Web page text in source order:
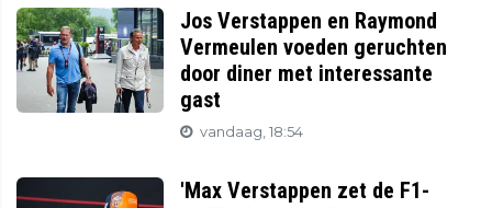
Jos Verstappen en Raymond
Vermeulen voeden geruchten
door diner met interessante
gast
vandaag, 18:54
'Max Verstappen zet de F1-